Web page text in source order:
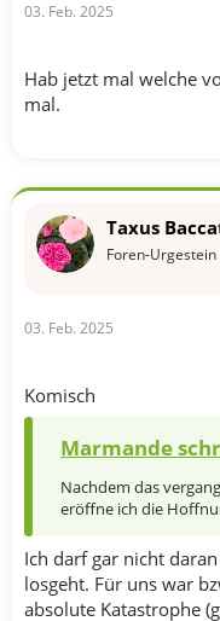
03. Feb. 2025
Hab jetzt mal welche
mal.
Taxus
Foren-Urgestein
03. Feb. 2025
Komisch
Marmande
Nachdem das
eröffne ich die
Ich darf gar nicht
losgeht. Für uns war
absolute Katastrophe